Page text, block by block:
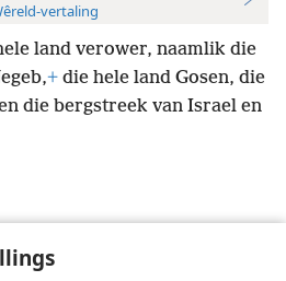
vertaling
land verower, naamlik die
+ die hele land Gosen, die
die bergstreek van Israel en